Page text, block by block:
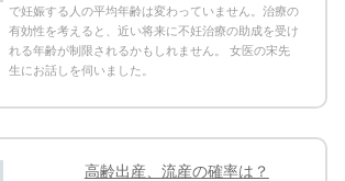
で妊娠する人の平均年齢は変わっていません。治療の
有効性を考えると、近い将来に不妊治療の助成を受け
れる年齢が制限されるかもしれません。 女医の宋先
生にお話しを伺いました。
高齢出産、流産の確率は？